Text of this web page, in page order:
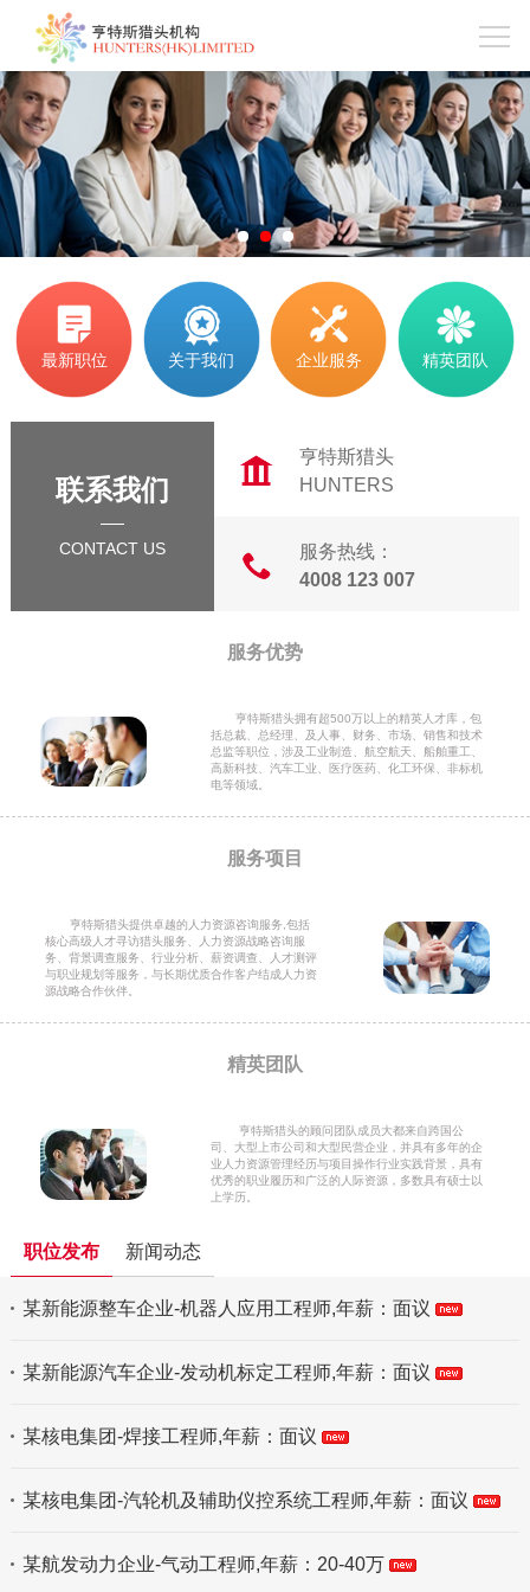
1 2 3
最新职位 关于我们 企业服务 精英团队
联系我们
CONTACT US
亨特斯猎头
HUNTERS
服务热线：
4008 123 007
服务优势
亨特斯猎头拥有超500万以上的精英人才库，包
括总裁、总经理、及人事、财务、市场、销售和技术
总监等职位，涉及工业制造、航空航天、船舶重工、
高新科技、汽车工业、医疗医药、化工环保、非标机
电等领域。
服务项目
亨特斯猎头提供卓越的人力资源咨询服务,包括
核心高级人才寻访猎头服务、人力资源战略咨询服
务、背景调查服务、行业分析、薪资调查、人才测评
与职业规划等服务，与长期优质合作客户结成人力资
源战略合作伙伴。
精英团队
亨特斯猎头的顾问团队成员大都来自跨国公
司、大型上市公司和大型民营企业，并具有多年的企
业人力资源管理经历与项目操作行业实践背景，具有
优秀的职业履历和广泛的人际资源，多数具有硕士以
上学历。
职位发布 新闻动态
某新能源整车企业-机器人应用工程师,年薪：面议
某新能源汽车企业-发动机标定工程师,年薪：面议
某核电集团-焊接工程师,年薪：面议
某核电集团-汽轮机及辅助仪控系统工程师,年薪：面议
某航发动力企业-气动工程师,年薪：20-40万